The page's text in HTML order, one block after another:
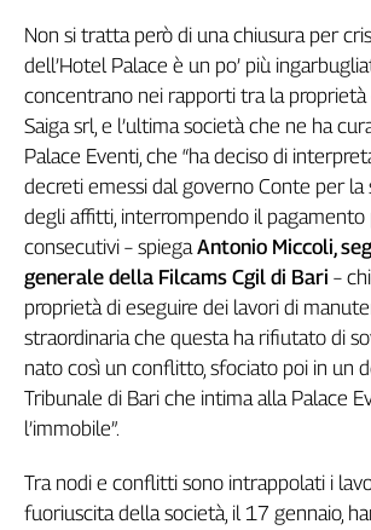
Genova,
il
sangue
della
ragione
anni
Cgil
Collettiva
Academy
Collettiva
Rubriche
Collettiva
La
settimana
Non si tratta però di una chiusura per
dell’Hotel Palace è un po’ più
concentrano nei rapporti tra la proprietà
Saiga srl, e l’ultima società che ne ha
Palace Eventi, che “ha deciso di
decreti emessi dal governo Conte per la
degli affitti, interrompendo il pagamento
consecutivi – spiegaAntonio Miccoli,
generale della Filcams Cgil di Bari –
proprietà di eseguire dei lavori di
straordinaria che questa ha rifiutato di
nato così un conflitto, sfociato poi in un
Tribunale di Bari che intima alla Palace
l’immobile”.
Tra nodi e conflitti sono intrappolati i
fuoriuscita della società, il 17 gennaio,